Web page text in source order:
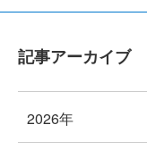
記事アーカイブ
2026年